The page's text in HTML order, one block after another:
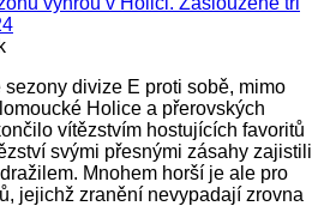
divize E proti sobě, mimo
Holice a přerovských
vítězstvím hostujících favoritů
svými přesnými zásahy zajistili
Mnohem horší je ale pro
jejichž zranění nevypadají zrovna